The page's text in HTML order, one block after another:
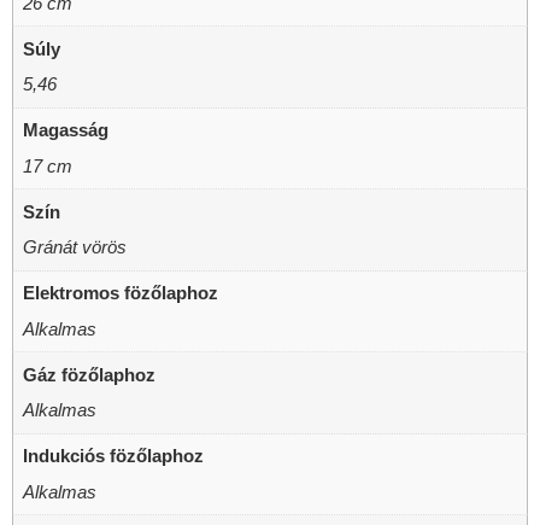
Súly
5,46
Magasság
17 cm
Szín
Gránát vörös
Elektromos fözőlaphoz
Alkalmas
Gáz fözőlaphoz
Alkalmas
Indukciós fözőlaphoz
Alkalmas